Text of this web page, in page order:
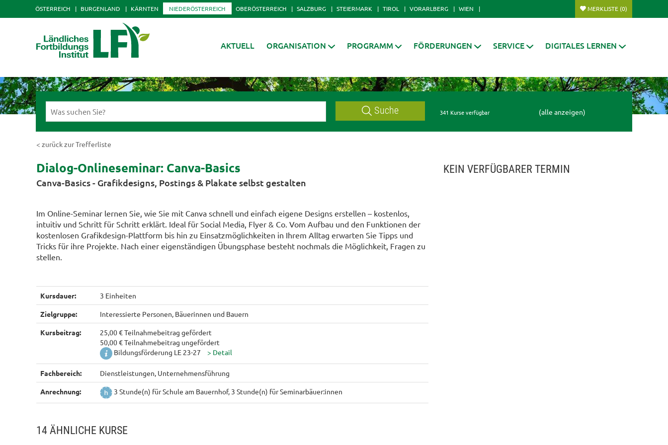
ÖSTERREICH BURGENLAND KÄRNTEN NIEDERÖSTERREICH OBERÖSTERREICH SALZBURG STEIERMARK TIROL VORARLBERG WIEN MERKLISTE (0)
AKTUELL ORGANISATION PROGRAMM FÖRDERUNGEN SERVICE DIGITALES LERNEN
Suche 341 Kurse verfügbar (alle anzeigen)
< zurück zur Trefferliste
Dialog-Onlineseminar: Canva-Basics
Canva-Basics - Grafikdesigns, Postings & Plakate selbst gestalten
Im Online-Seminar lernen Sie, wie Sie mit Canva schnell und einfach eigene Designs erstellen – kostenlos,
intuitiv und Schritt für Schritt erklärt. Ideal für Social Media, Flyer & Co. Vom Aufbau und den Funktionen der
kostenlosen Grafikdesign-Plattform bis hin zu Einsatzmöglichkeiten in Ihrem Alltag erwarten Sie Tipps und
Tricks für ihre Projekte. Nach einer eigenständigen Übungsphase besteht nochmals die Möglichkeit, Fragen zu
stellen.
Kursdauer: 3 Einheiten
Zielgruppe: Interessierte Personen, Bäuerinnen und Bauern
Kursbeitrag:
25,00 € Teilnahmebeitrag gefördert
50,00 € Teilnahmebeitrag ungefördert
Bildungsförderung LE 23-27
Fachbereich: Dienstleistungen, Unternehmensführung
Anrechnung: 3 Stunde(n) für Schule am Bauernhof, 3 Stunde(n) für Seminarbäuer:innen
14 ÄHNLICHE KURSE
KEIN VERFÜGBARER TERMIN